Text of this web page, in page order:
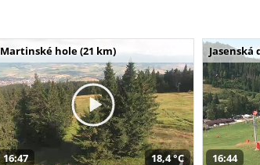
Martinské hole (21 km)
16:47 18,4 °C
Jasenská
16:44